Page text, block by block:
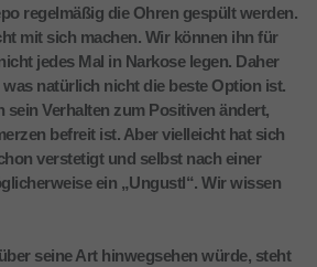
regelmäßig die Ohren gespült werden.
mit sich machen. Wir können ihn für
jedes Mal in Narkose legen. Daher
natürlich nicht die beste Option ist.
sein Verhalten zum Positiven ändert,
befreit ist. Aber vielleicht hat sich
verstetigt und selbst nach einer
ein „Ungustl“. Wir wissen
seine Art hinwegsehen würde, steht